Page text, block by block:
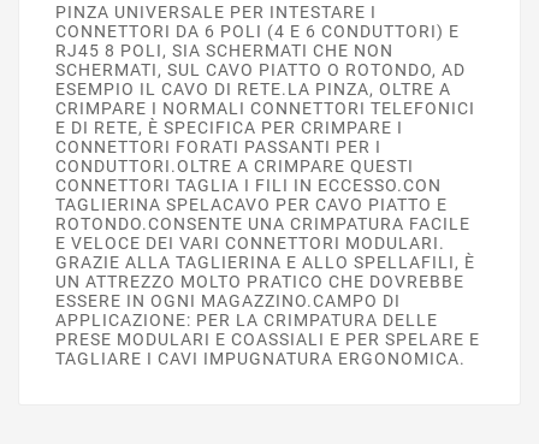
PINZA UNIVERSALE PER INTESTARE I
CONNETTORI DA 6 POLI (4 E 6 CONDUTTORI) E
RJ45 8 POLI, SIA SCHERMATI CHE NON
SCHERMATI, SUL CAVO PIATTO O ROTONDO, AD
ESEMPIO IL CAVO DI RETE.LA PINZA, OLTRE A
CRIMPARE I NORMALI CONNETTORI TELEFONICI
E DI RETE, È SPECIFICA PER CRIMPARE I
CONNETTORI FORATI PASSANTI PER I
CONDUTTORI.OLTRE A CRIMPARE QUESTI
CONNETTORI TAGLIA I FILI IN ECCESSO.CON
TAGLIERINA SPELACAVO PER CAVO PIATTO E
ROTONDO.CONSENTE UNA CRIMPATURA FACILE
E VELOCE DEI VARI CONNETTORI MODULARI.
GRAZIE ALLA TAGLIERINA E ALLO SPELLAFILI, È
UN ATTREZZO MOLTO PRATICO CHE DOVREBBE
ESSERE IN OGNI MAGAZZINO.CAMPO DI
APPLICAZIONE: PER LA CRIMPATURA DELLE
PRESE MODULARI E COASSIALI E PER SPELARE E
TAGLIARE I CAVI IMPUGNATURA ERGONOMICA.